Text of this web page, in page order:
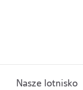
Nasze lotnisko